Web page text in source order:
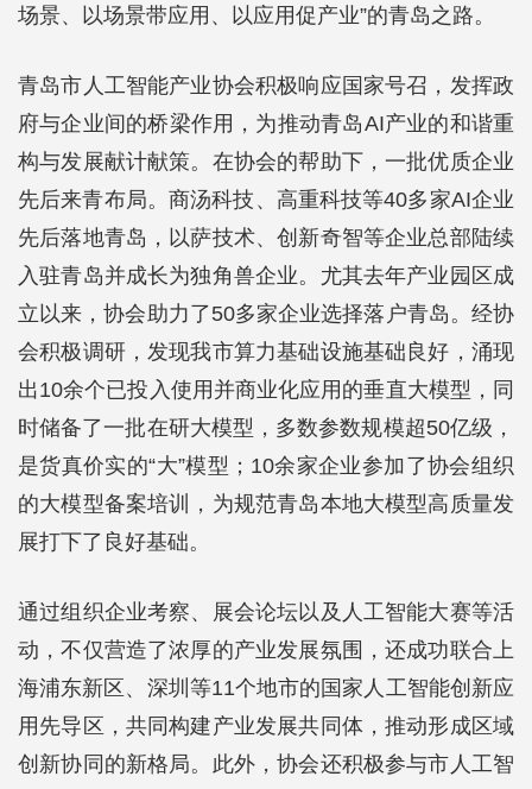
场景、以场景带应用、以应用促产业”的青岛之路。
青岛市人工智能产业协会积极响应国家号召，发挥政
府与企业间的桥梁作用，为推动青岛AI产业的和谐重
构与发展献计献策。在协会的帮助下，一批优质企业
先后来青布局。商汤科技、高重科技等40多家AI企业
先后落地青岛，以萨技术、创新奇智等企业总部陆续
入驻青岛并成长为独角兽企业。尤其去年产业园区成
立以来，协会助力了50多家企业选择落户青岛。经协
会积极调研，发现我市算力基础设施基础良好，涌现
出10余个已投入使用并商业化应用的垂直大模型，同
时储备了一批在研大模型，多数参数规模超50亿级，
是货真价实的“大”模型；10余家企业参加了协会组织
的大模型备案培训，为规范青岛本地大模型高质量发
展打下了良好基础。
通过组织企业考察、展会论坛以及人工智能大赛等活
动，不仅营造了浓厚的产业发展氛围，还成功联合上
海浦东新区、深圳等11个地市的国家人工智能创新应
用先导区，共同构建产业发展共同体，推动形成区域
创新协同的新格局。此外，协会还积极参与市人工智